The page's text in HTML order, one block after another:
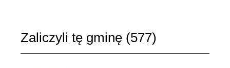
Zaliczyli tę gminę (577)